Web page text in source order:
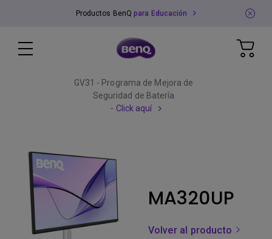
Productos BenQ para Educación
GV31 - Programa de Mejora de
Seguridad de Batería
- Click aquí
MA320UP
Volver al producto